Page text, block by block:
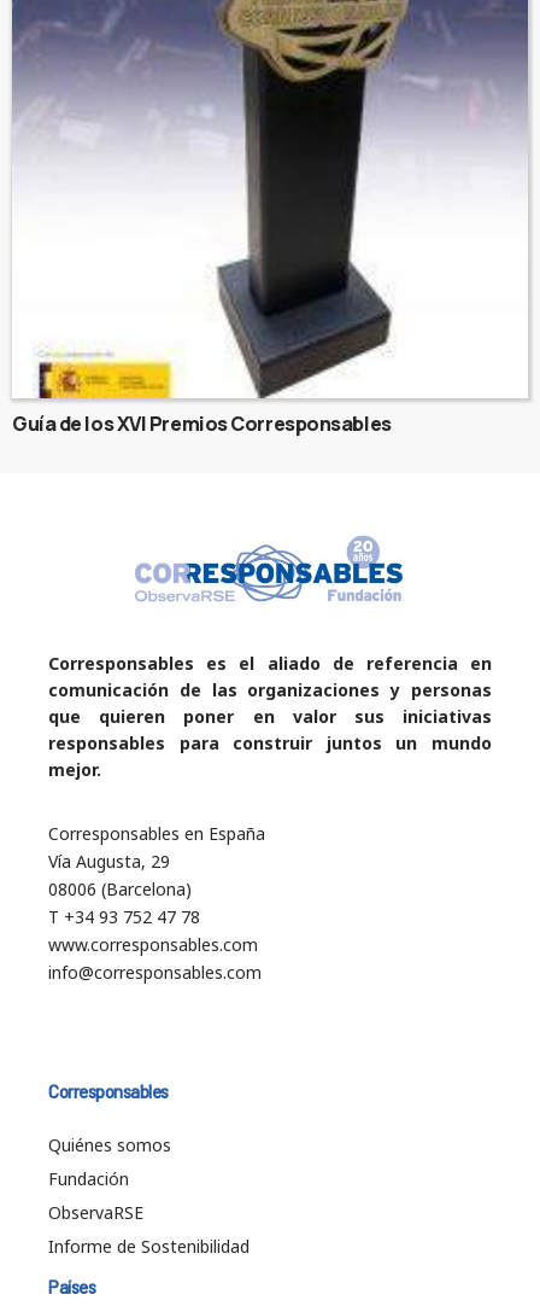
Guía de los XVI Premios Corresponsables
Corresponsables es el aliado de referencia en
comunicación de las organizaciones y personas
que quieren poner en valor sus iniciativas
responsables para construir juntos un mundo
mejor.
Corresponsables en España
Vía Augusta, 29
08006 (Barcelona)
T +34 93 752 47 78
www.corresponsables.com
info@corresponsables.com
Corresponsables
Quiénes somos
Fundación
ObservaRSE
Informe de Sostenibilidad
Países